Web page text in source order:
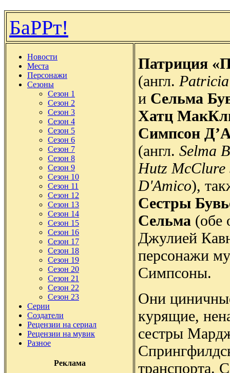
БаРРт!
Новости
Места
Персонажи
Сезоны
Сезон 1
Сезон 2
Сезон 3
Сезон 4
Сезон 5
Сезон 6
Сезон 7
Сезон 8
Сезон 9
Сезон 10
Сезон 11
Сезон 12
Сезон 13
Сезон 14
Сезон 15
Сезон 16
Сезон 17
Сезон 18
Сезон 19
Сезон 20
Сезон 21
Сезон 22
Сезон 23
Серии
Создатели
Рецензии на сериал
Рецензии на мувик
Разное
Реклама
Патриция
(англ.
и Сельма
Хатц
Симпсон
(англ. Selma
Hutz McClure
D'Amico),
Сестры
Сельма (обе
Джулией
персонажи
Симпсоны.
Они
курящие,
сестры
транспорта.